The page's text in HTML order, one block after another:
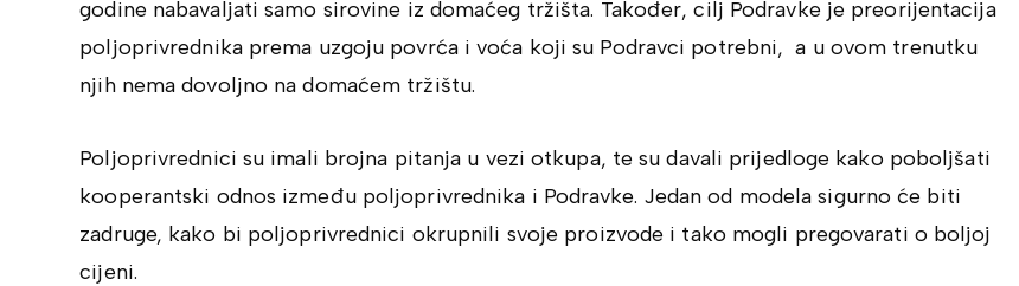
godine nabavaljati samo sirovine iz domaćeg tržišta. Također, cilj Podravke je preorijentacija
poljoprivrednika prema uzgoju povrća i voća koji su Podravci potrebni, a u ovom trenutku
njih nema dovoljno na domaćem tržištu.
Poljoprivrednici su imali brojna pitanja u vezi otkupa, te su davali prijedloge kako poboljšati
kooperantski odnos između poljoprivrednika i Podravke. Jedan od modela sigurno će biti
zadruge, kako bi poljoprivrednici okrupnili svoje proizvode i tako mogli pregovarati o boljoj
cijeni.